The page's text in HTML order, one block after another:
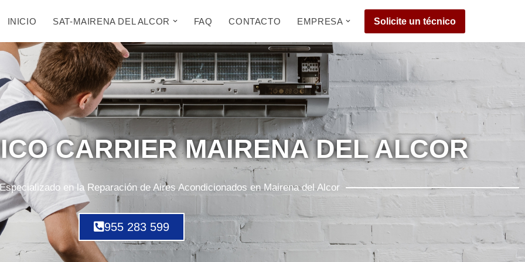
INICIO SAT-MAIRENA DEL ALCOR FAQ CONTACTO EMPRESA Solicite un técnico
CARRIER MAIRENA DEL ALCOR
en la Reparación de Aires Acondicionados en Mairena del Alcor
955 283 599